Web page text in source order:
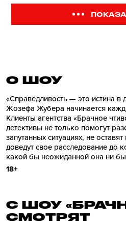
О ШОУ
«Справедливость — это истина в
Жозефа Жубера начинается
Клиенты агентства «Брачное
детективы не только помогут
запутанных ситуациях, не
доведут свое расследование до
какой бы неожиданной она ни
18+
С ШОУ
СМОТРЯТ